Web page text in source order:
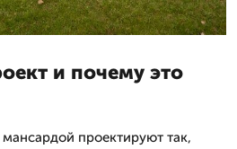
и почему это
проектируют так,